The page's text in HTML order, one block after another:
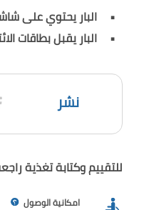
البار يحتوي على
البار يقبل بطاقات
نشر
للتقييم وكتابة تغذية
امكانية الوصول